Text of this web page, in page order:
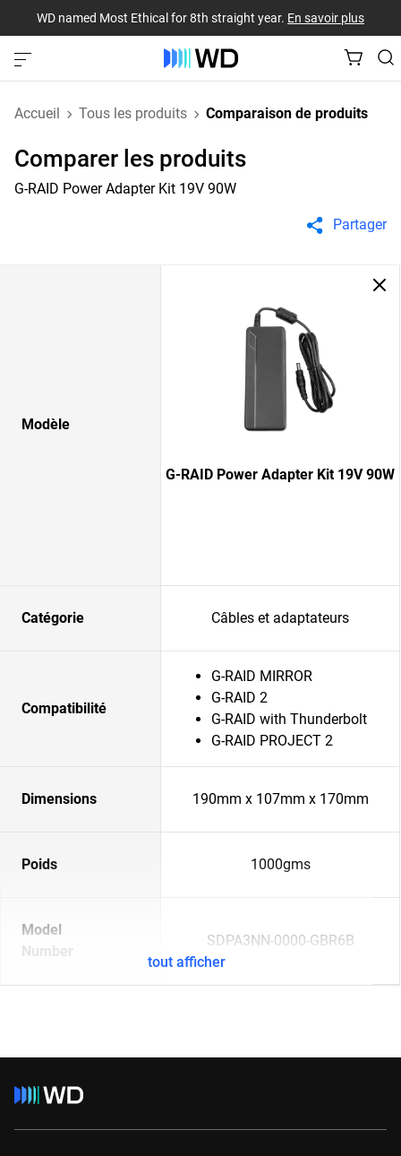
WD named Most Ethical for 8th straight year. En savoir plus
Accueil Tous les produits Comparaison de produits
Comparer les produits
G-RAID Power Adapter Kit 19V 90W
Partager
Modèle
G-RAID Power Adapter Kit 19V 90W
Catégorie Câbles et adaptateurs
Compatibilité
G-RAID MIRROR
G-RAID 2
G-RAID with Thunderbolt
G-RAID PROJECT 2
Dimensions 190mm x 107mm x 170mm
Poids 1000gms
Model
Number
SDPA3NN-0000-GBR6B
tout afficher